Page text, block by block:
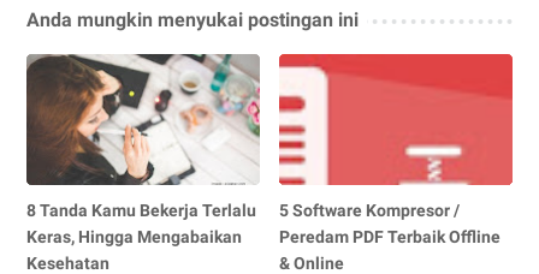
Anda mungkin menyukai postingan ini
8 Tanda Kamu Bekerja Terlalu
Keras, Hingga Mengabaikan
Kesehatan
5 Software Kompresor /
Peredam PDF Terbaik Offline
& Online